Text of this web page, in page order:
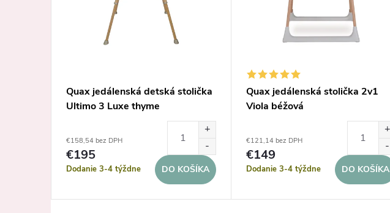
Quax jedálenská detská stolička
Ultimo 3 Luxe thyme
€158,54 bez DPH
€195
Dodanie 3-4 týždne DO KOŠÍKA
Quax jedálenská stolička 2v1
Viola béžová
€121,14 bez DPH
€149
Dodanie 3-4 týždne DO KOŠÍKA